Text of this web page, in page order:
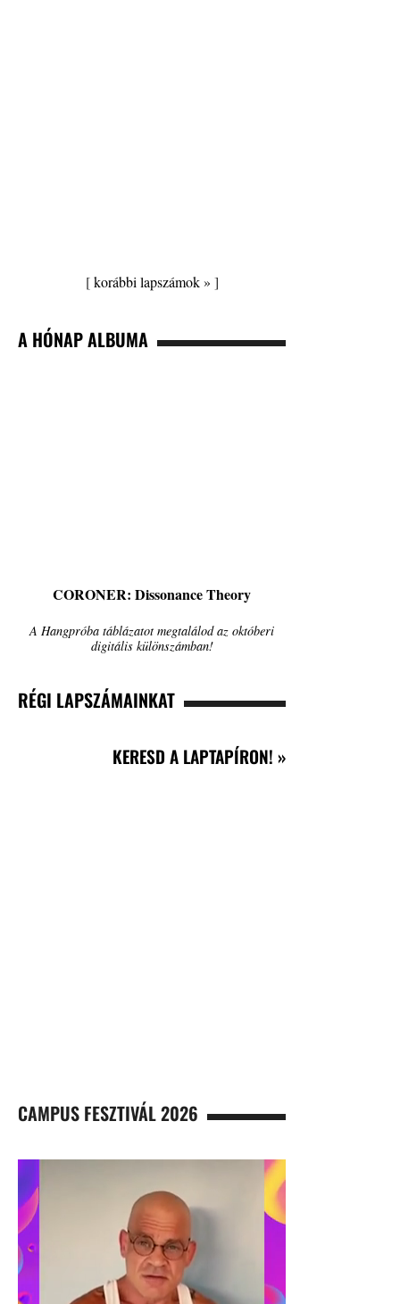
[korábbi lapszámok » ]
A HÓNAP ALBUMA
CORONER: Dissonance Theory
A Hangpróba táblázatot megtalálod az októberi
digitális különszámban!
RÉGI LAPSZÁMAINKAT
KERESD A LAPTAPÍRON! »
CAMPUS FESZTIVÁL 2026